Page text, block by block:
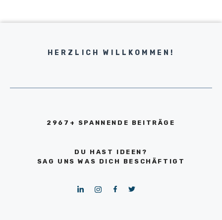
HERZLICH WILLKOMMEN!
2967+ SPANNENDE BEITRÄGE
DU HAST IDEEN?
SAG UNS WAS DICH BESCHÄFTIGT